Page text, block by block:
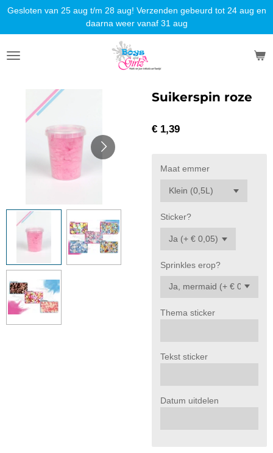
Ga
naar
de
hoofdinhoud
Gesloten van 25 aug t/m 28 aug! Verzenden gebeurd tot 24 aug en
daarna weer vanaf 31 aug
Suikerspin roze
€ 1,39
Maat emmer
Sticker?
Sprinkles erop?
Thema sticker
Tekst sticker
Datum uitdelen